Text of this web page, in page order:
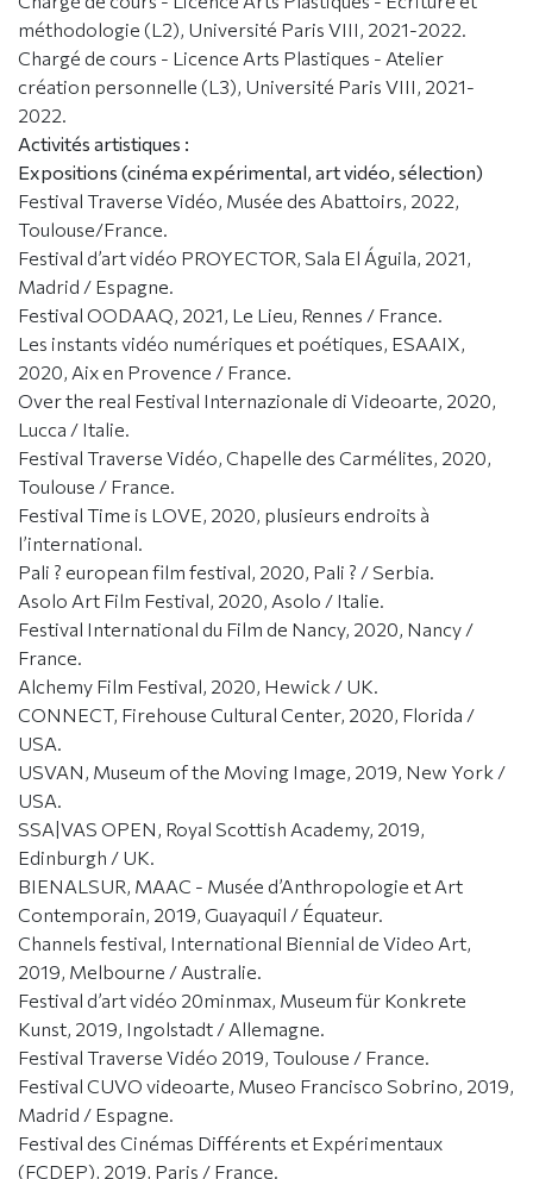
méthodologie (L2), Université Paris VIII, 2021-2022.
Chargé de cours - Licence Arts Plastiques - Atelier
création personnelle (L3), Université Paris VIII, 2021-
2022.
Activités artistiques :
Expositions (cinéma expérimental, art vidéo, sélection)
Festival Traverse Vidéo, Musée des Abattoirs, 2022,
Toulouse/France.
Festival d’art vidéo PROYECTOR, Sala El Águila, 2021,
Madrid / Espagne.
Festival OODAAQ, 2021, Le Lieu, Rennes / France.
Les instants vidéo numériques et poétiques, ESAAIX,
2020, Aix en Provence / France.
Over the real Festival Internazionale di Videoarte, 2020,
Lucca / Italie.
Festival Traverse Vidéo, Chapelle des Carmélites, 2020,
Toulouse / France.
Festival Time is LOVE, 2020, plusieurs endroits à
l’international.
Pali ? european film festival, 2020, Pali ? / Serbia.
Asolo Art Film Festival, 2020, Asolo / Italie.
Festival International du Film de Nancy, 2020, Nancy /
France.
Alchemy Film Festival, 2020, Hewick / UK.
CONNECT, Firehouse Cultural Center, 2020, Florida /
USA.
USVAN, Museum of the Moving Image, 2019, New York /
USA.
SSA|VAS OPEN, Royal Scottish Academy, 2019,
Edinburgh / UK.
BIENALSUR, MAAC - Musée d’Anthropologie et Art
Contemporain, 2019, Guayaquil / Équateur.
Channels festival, International Biennial de Video Art,
2019, Melbourne / Australie.
Festival d’art vidéo 20minmax, Museum für Konkrete
Kunst, 2019, Ingolstadt / Allemagne.
Festival Traverse Vidéo 2019, Toulouse / France.
Festival CUVO videoarte, Museo Francisco Sobrino, 2019,
Madrid / Espagne.
Festival des Cinémas Différents et Expérimentaux
(FCDEP), 2019, Paris / France.